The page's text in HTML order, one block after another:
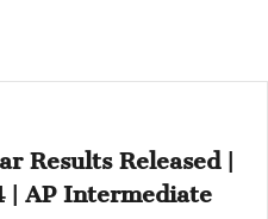
Results Released |
AP Intermediate